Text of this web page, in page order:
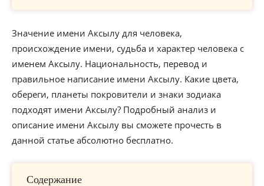
Значение имени Аксылу для человека,
происхождение имени, судьба и характер человека с
именем Аксылу. Национальность, перевод и
правильное написание имени Аксылу. Какие цвета,
обереги, планеты покровители и знаки зодиака
подходят имени Аксылу? Подробный анализ и
описание имени Аксылу вы сможете прочесть в
данной статье абсолютно бесплатно.
Содержание